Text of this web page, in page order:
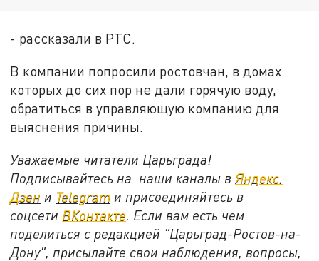
- рассказали в РТС.
В компании попросили ростовчан, в домах
которых до сих пор не дали горячую воду,
обратиться в управляющую компанию для
выяснения причины.
Уважаемые читатели Царьграда!
Подписывайтесь на наши каналы вЯндекс.
Дзен и Telegram и присоединяйтесь в
соцсети ВКонтакте. Если вам есть чем
поделиться с редакцией "Царьград-Ростов-на-
Дону", присылайте свои наблюдения, вопросы,